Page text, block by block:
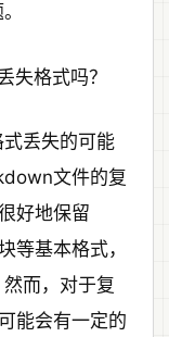
失格式吗？
丢失的可能
文件的复
好地保留
等基本格式，
而，对于复
能会有一定的